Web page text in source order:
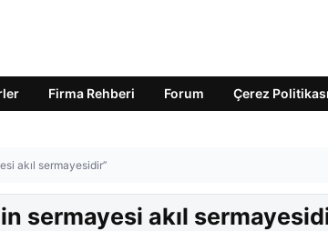
Firma Rehberi Forum Çerez Politikası
akıl sermayesidir’’
sermayesi akıl